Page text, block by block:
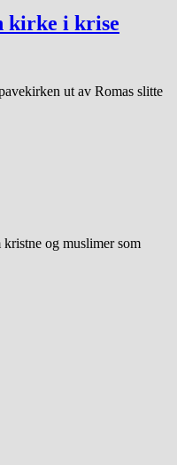
kirke i krise
ut av Romas slitte
og muslimer som